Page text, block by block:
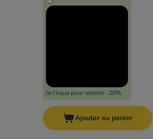
Je clique pour obtenir -20%
Ajouter au panier